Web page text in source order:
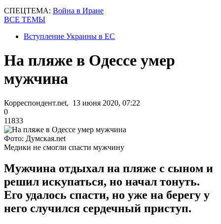
СПЕЦТЕМА: Война в Иране
ВСЕ ТЕМЫ
Вступление Украины в ЕС
На пляже в Одессе умер
мужчина
Корреспондент.net, 13 июня 2020, 07:22
0
11833
Фото: Думская.net
Медики не смогли спасти мужчину
Мужчина отдыхал на пляже с сыном и
решил искупаться, но начал тонуть.
Его удалось спасти, но уже на берегу у
него случился сердечный приступ.